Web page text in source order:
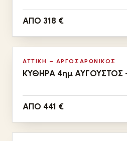
ΑΠΟ 318 €
Αυγ · Σεπ
Αναχωρήσεις:
28/08 & 23/09 ΜΕ ΠΟΥΛΜΑΝ
ΑΤΤΙΚΗ – ΑΡΓΟΣΑΡΩΝΙΚΟΣ
ΚΥΘΗΡΑ 4ημ ΑΥΓΟΥΣΤΟΣ
ΑΠΟ 441 €
Αναχωρήσεις:
ΑΥΓΟΥΣΤΟΣ